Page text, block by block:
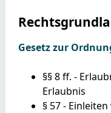
Gesetz zur
§§ 8 ff. -
Erlaubnis
§ 57 -